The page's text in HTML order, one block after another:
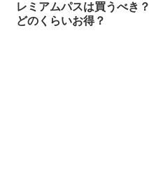
レミアムパスは買うべき？
どのくらいお得？